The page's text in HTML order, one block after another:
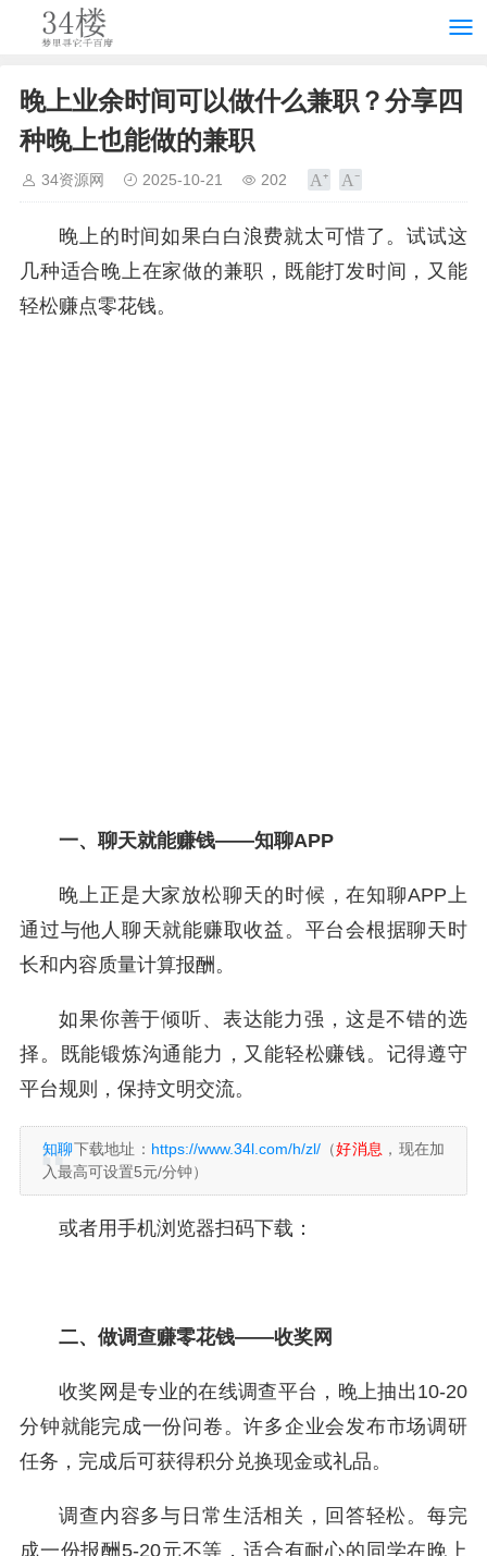
晚上业余时间可以做什么兼职？分享四
种晚上也能做的兼职
34资源网 2025-10-21 202
晚上的时间如果白白浪费就太可惜了。试试这
几种适合晚上在家做的兼职，既能打发时间，又能
轻松赚点零花钱。
一、聊天就能赚钱——知聊APP
晚上正是大家放松聊天的时候，在知聊APP上
通过与他人聊天就能赚取收益。平台会根据聊天时
长和内容质量计算报酬。
如果你善于倾听、表达能力强，这是不错的选
择。既能锻炼沟通能力，又能轻松赚钱。记得遵守
平台规则，保持文明交流。
知聊下载地址： https://www.34l.com/h/zl/（好消息 ，现在加
入最高可设置5元/分钟）
或者用手机浏览器扫码下载：
二、做调查赚零花钱——收奖网
收奖网是专业的在线调查平台，晚上抽出10-20
分钟就能完成一份问卷。许多企业会发布市场调研
任务，完成后可获得积分兑换现金或礼品。
调查内容多与日常生活相关，回答轻松。每完
成一份报酬5-20元不等，适合有耐心的同学在晚上